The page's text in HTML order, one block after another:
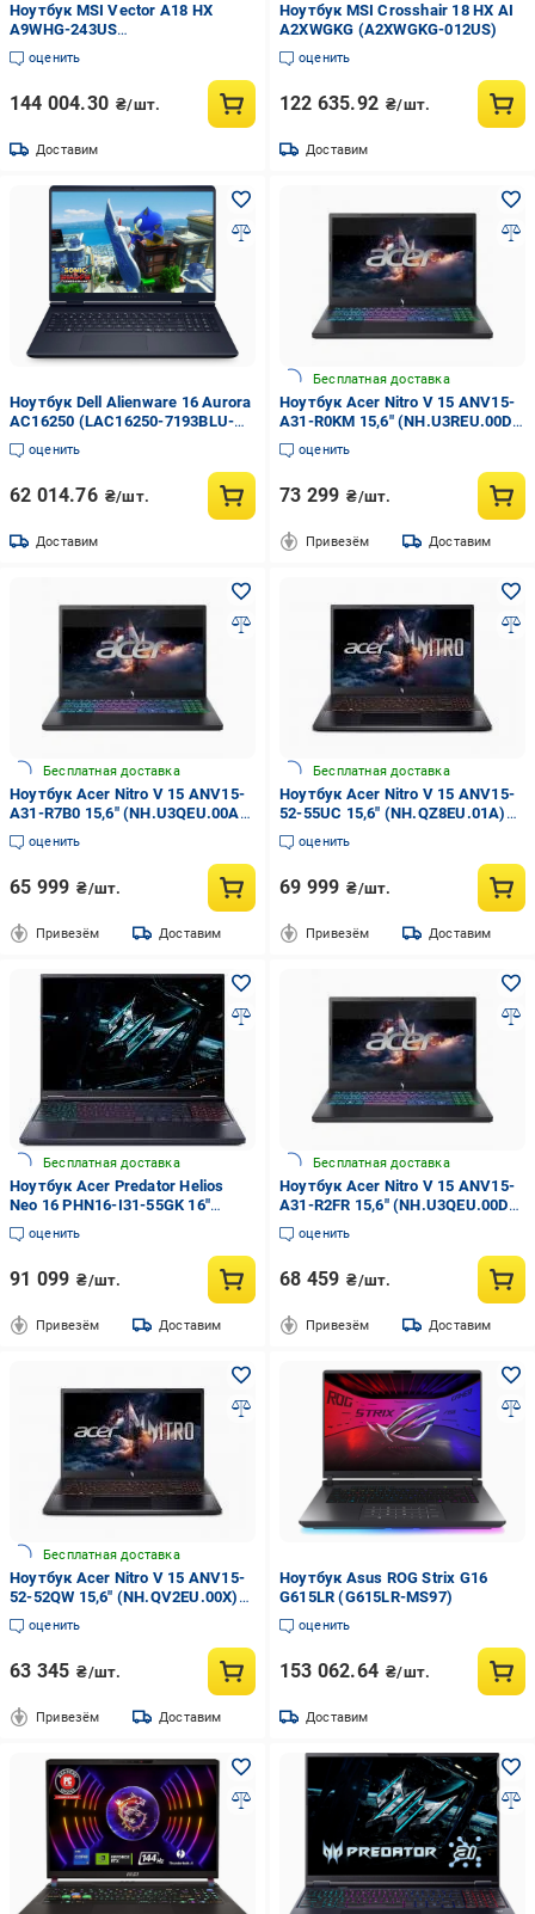
Ноутбук MSI Vector A18 HX
A9WHG-243US
(VECTORA18HX243)
оценить
144 004.30 ₴/шт.
Доставим
Ноутбук MSI Crosshair 18 HX AI
A2XWGKG (A2XWGKG-012US)
оценить
122 635.92 ₴/шт.
Доставим
Ноутбук Dell Alienware 16 Aurora
AC16250 (LAC16250-7193BLU-
PUS)
оценить
62 014.76 ₴/шт.
Доставим
Бесплатная доставка
Ноутбук Acer Nitro V 15 ANV15-
A31-R0KM 15,6" (NH.U3REU.00D)
obsidian black
оценить
73 299 ₴/шт.
Привезём Доставим
Бесплатная доставка
Ноутбук Acer Nitro V 15 ANV15-
A31-R7B0 15,6" (NH.U3QEU.00A)
obsidian black
оценить
65 999 ₴/шт.
Привезём Доставим
Бесплатная доставка
Ноутбук Acer Nitro V 15 ANV15-
52-55UC 15,6" (NH.QZ8EU.01A)
obsidian black
оценить
69 999 ₴/шт.
Привезём Доставим
Бесплатная доставка
Ноутбук Acer Predator Helios
Neo 16 PHN16-I31-55GK 16"
(NH.U64EU.007) abyssal black
оценить
91 099 ₴/шт.
Привезём Доставим
Бесплатная доставка
Ноутбук Acer Nitro V 15 ANV15-
A31-R2FR 15,6" (NH.U3QEU.00D)
obsidian black
оценить
68 459 ₴/шт.
Привезём Доставим
Бесплатная доставка
Ноутбук Acer Nitro V 15 ANV15-
52-52QW 15,6" (NH.QV2EU.00X)
obsidian black
оценить
63 345 ₴/шт.
Привезём Доставим
Ноутбук Asus ROG Strix G16
G615LR (G615LR-MS97)
оценить
153 062.64 ₴/шт.
Доставим